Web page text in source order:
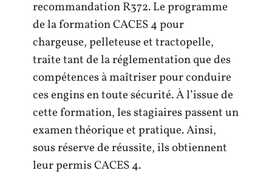
recommandation R372. Le programme
de la formation CACES 4 pour
chargeuse, pelleteuse et tractopelle,
traite tant de la réglementation que des
compétences à maîtriser pour conduire
ces engins en toute sécurité. À l’issue de
cette formation, les stagiaires passent un
examen théorique et pratique. Ainsi,
sous réserve de réussite, ils obtiennent
leur permis CACES 4.